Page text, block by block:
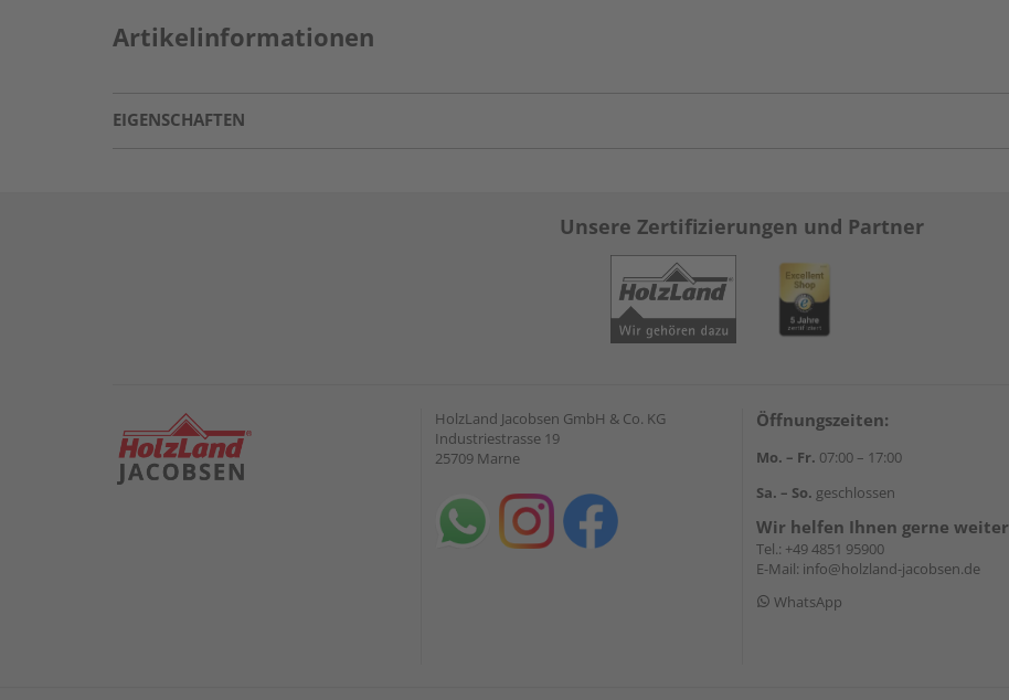
Artikelinformationen
EIGENSCHAFTEN
Unsere Zertifizierungen und Partner
HolzLand Jacobsen GmbH & Co. KG
Industriestrasse 19
25709 Marne
Öffnungszeiten:
Mo. – Fr. 07:00 – 17:00
Sa. – So. geschlossen
Wir helfen Ihnen gerne weiter
Tel.: +49 4851 95900
E-Mail: info@holzland-jacobsen.de
WhatsApp